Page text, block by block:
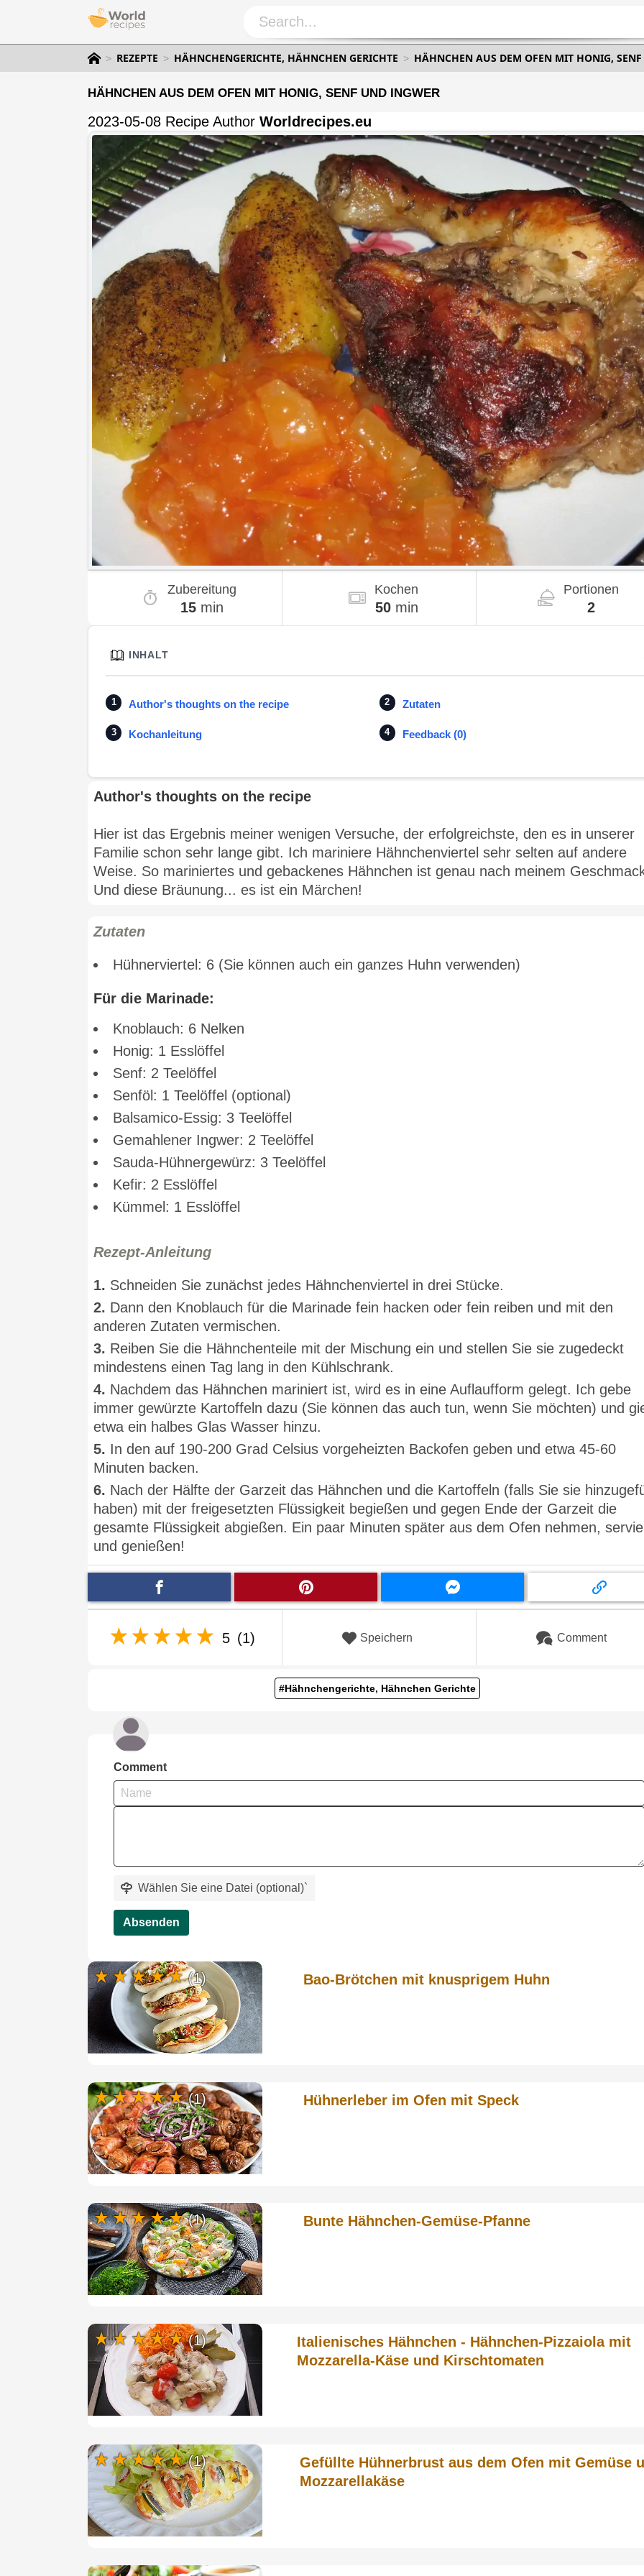
REZEPTE HÄHNCHENGERICHTE, HÄHNCHEN GERICHTE HÄHNCHEN AUS DEM OFEN MIT HONIG,
HÄHNCHEN AUS DEM OFEN MIT HONIG, SENF UND INGWER
2023-05-08 Recipe Author Worldrecipes.eu
Zubereitung
15min
Kochen
50min
Portionen
2
INHALT
Author's thoughts on the recipe Zutaten
Kochanleitung Feedback (0)
Author's thoughts on the recipe
Hier ist das Ergebnis meiner wenigen Versuche, der erfolgreichste, den es in unserer
Familie schon sehr lange gibt. Ich mariniere Hähnchenviertel sehr selten auf andere
Weise. So mariniertes und gebackenes Hähnchen ist genau nach meinem
Und diese Bräunung... es ist ein Märchen!
Zutaten
Hühnerviertel: 6 (Sie können auch ein ganzes Huhn verwenden)
Für die Marinade:
Knoblauch: 6 Nelken
Honig: 1 Esslöffel
Senf: 2 Teelöffel
Senföl: 1 Teelöffel (optional)
Balsamico-Essig: 3 Teelöffel
Gemahlener Ingwer: 2 Teelöffel
Sauda-Hühnergewürz: 3 Teelöffel
Kefir: 2 Esslöffel
Kümmel: 1 Esslöffel
Rezept-Anleitung
1. Schneiden Sie zunächst jedes Hähnchenviertel in drei Stücke.
2. Dann den Knoblauch für die Marinade fein hacken oder fein reiben und mit den
anderen Zutaten vermischen.
3. Reiben Sie die Hähnchenteile mit der Mischung ein und stellen Sie sie zugedeckt
mindestens einen Tag lang in den Kühlschrank.
4. Nachdem das Hähnchen mariniert ist, wird es in eine Auflaufform gelegt. Ich gebe
immer gewürzte Kartoffeln dazu (Sie können das auch tun, wenn Sie möchten) und
etwa ein halbes Glas Wasser hinzu.
5. In den auf 190-200 Grad Celsius vorgeheizten Backofen geben und etwa 45-60
Minuten backen.
6. Nach der Hälfte der Garzeit das Hähnchen und die Kartoffeln (falls Sie sie
haben) mit der freigesetzten Flüssigkeit begießen und gegen Ende der Garzeit die
gesamte Flüssigkeit abgießen. Ein paar Minuten später aus dem Ofen nehmen,
und genießen!
5 (1) Speichern Comment
#Hähnchengerichte, Hähnchen Gerichte
Comment
Wählen Sie eine Datei (optional)`
Absenden
Bao-Brötchen mit knusprigem Huhn
(1)
Hühnerleber im Ofen mit Speck
(1)
Bunte Hähnchen-Gemüse-Pfanne
(1)
Italienisches Hähnchen - Hähnchen-Pizzaiola mit
Mozzarella-Käse und Kirschtomaten
(1)
Gefüllte Hühnerbrust aus dem Ofen mit Gemüse
Mozzarellakäse
(1)